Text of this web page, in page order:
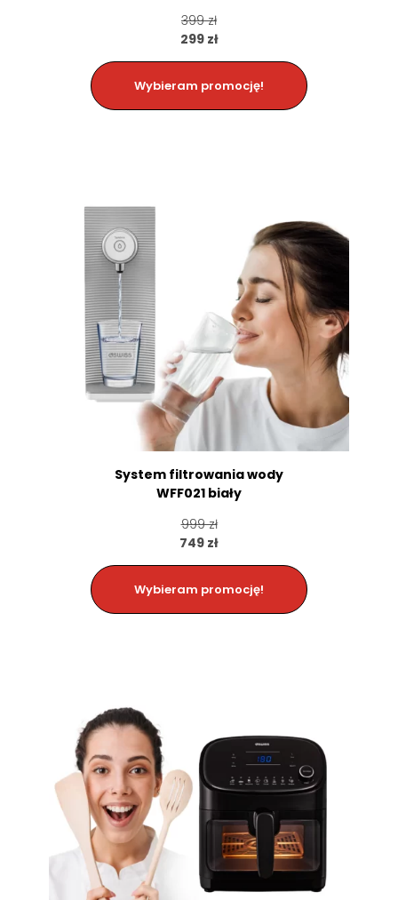
399 zł
299 zł
Wybieram promocję!
System filtrowania wody
WFF021 biały
999 zł
749 zł
Wybieram promocję!